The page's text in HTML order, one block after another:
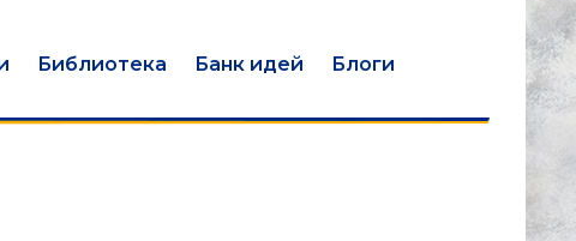
Библиотека Банк идей
Блоги